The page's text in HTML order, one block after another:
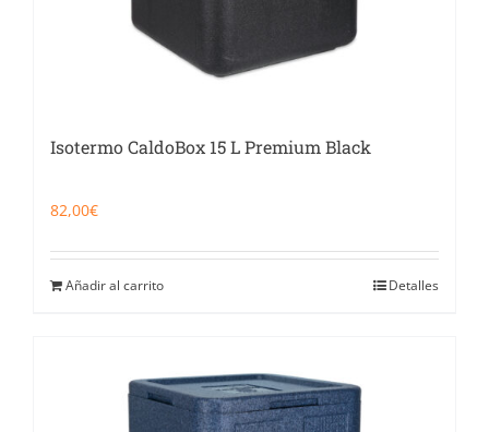
Isotermo CaldoBox 15 L Premium Black
82,00€
Añadir al carrito Detalles